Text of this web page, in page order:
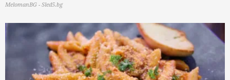
MelomanBG - Sled5.bg